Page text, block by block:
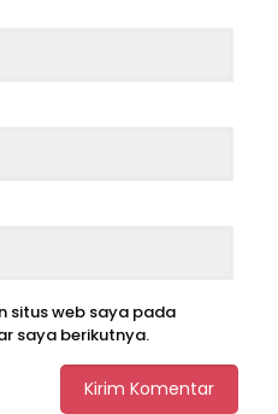
situs web saya pada
saya berikutnya.